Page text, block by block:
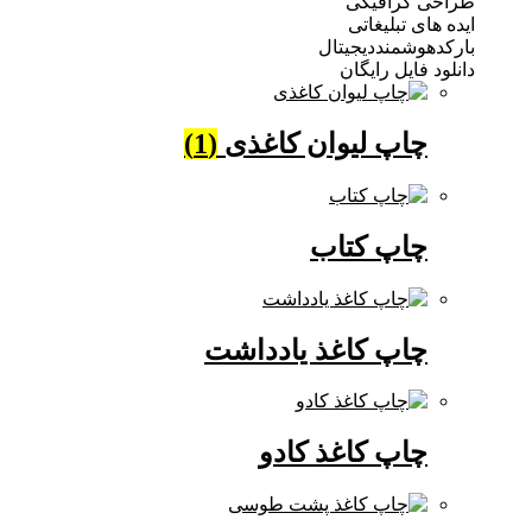
تبلیغاتی
فایل رایگان
چاپ لیوان کاغذی(1)
چاپ کتاب
چاپ کاغذ یادداشت
چاپ کاغذ کادو